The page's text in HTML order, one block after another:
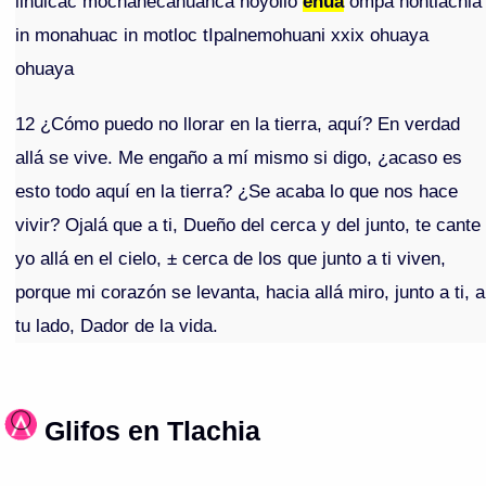
in monahuac in motloc tIpalnemohuani xxix ohuaya
ohuaya
12 ¿Cómo puedo no llorar en la tierra, aquí? En verdad
allá se vive. Me engaño a mí mismo si digo, ¿acaso es
esto todo aquí en la tierra? ¿Se acaba lo que nos hace
vivir? Ojalá que a ti, Dueño del cerca y del junto, te cante
yo allá en el cielo, ± cerca de los que junto a ti viven,
porque mi corazón se levanta, hacia allá miro, junto a ti, a
tu lado, Dador de la vida.
Glifos en Tlachia